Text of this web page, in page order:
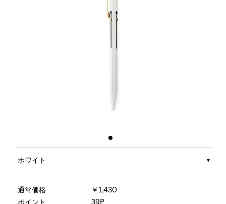
ホワイト
通常価格
￥1,430
ポイント
39P